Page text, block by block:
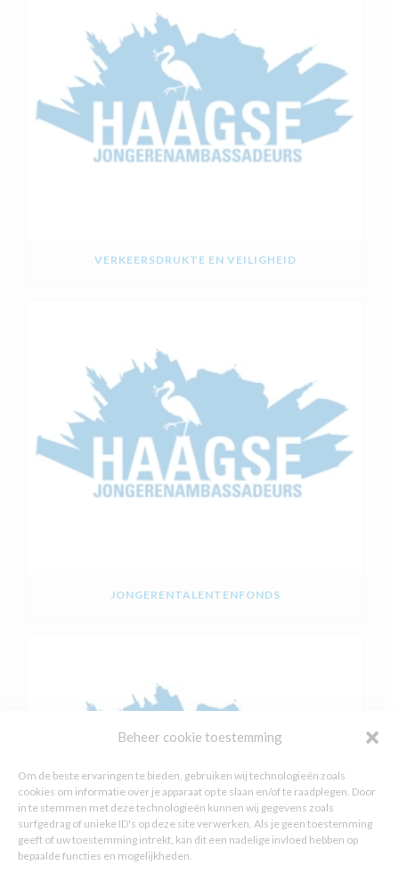
Beheer cookie toestemming
Om de beste ervaringen te bieden, gebruiken wij technologieën zoals
cookies om informatie over je apparaat op te slaan en/of te raadplegen. Door
in te stemmen met deze technologieën kunnen wij gegevens zoals
surfgedrag of unieke ID's op deze site verwerken. Als je geen toestemming
geeft of uw toestemming intrekt, kan dit een nadelige invloed hebben op
bepaalde functies en mogelijkheden.
VERKEERSDRUKTE EN VEILIGHEID
JONGERENTALENTENFONDS